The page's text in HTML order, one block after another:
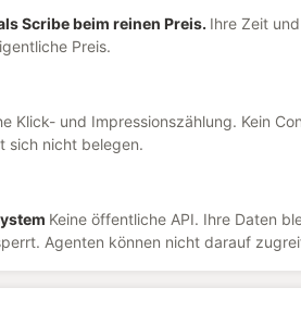
Scribe beim reinen Preis. Ihre Zeit
Preis.
Klick- und Impressionszählung. Kein
sich nicht belegen.
Keine öffentliche API. Ihre Daten
Agenten können nicht darauf